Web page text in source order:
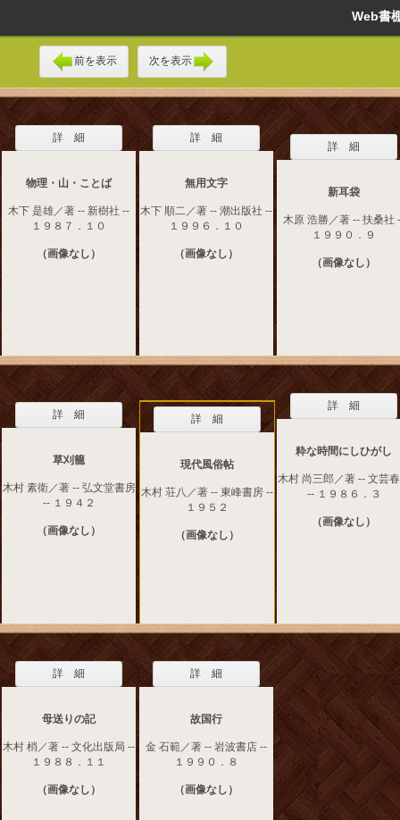
Web
前を表示 次を表示
詳 細
物理・山・ことば
木下 是雄／著 -- 新樹社 --
１９８７．１０
（画像なし）
詳 細
無用文字
木下 順二／著 -- 潮出版社 --
１９９６．１０
（画像なし）
詳 細
新耳袋
木原 浩勝／著 -- 扶桑社
１９９０．９
（画像なし）
詳 細
草刈籠
木村 素衛／著 -- 弘文堂書房
-- １９４２
（画像なし）
詳 細
現代風俗帖
木村 荘八／著 -- 東峰書房 --
１９５２
（画像なし）
詳 細
粋な時間にしひがし
木村 尚三郎／著 -- 文芸
-- １９８６．３
（画像なし）
詳 細
母送りの記
木村 梢／著 -- 文化出版局 --
１９８８．１１
（画像なし）
詳 細
故国行
金 石範／著 -- 岩波書店 --
１９９０．８
（画像なし）